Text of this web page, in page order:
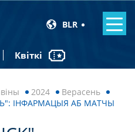
BLR
Квіткі
2024
Верасень
ІНФАРМАЦЫЯ АБ МАТЧЫ